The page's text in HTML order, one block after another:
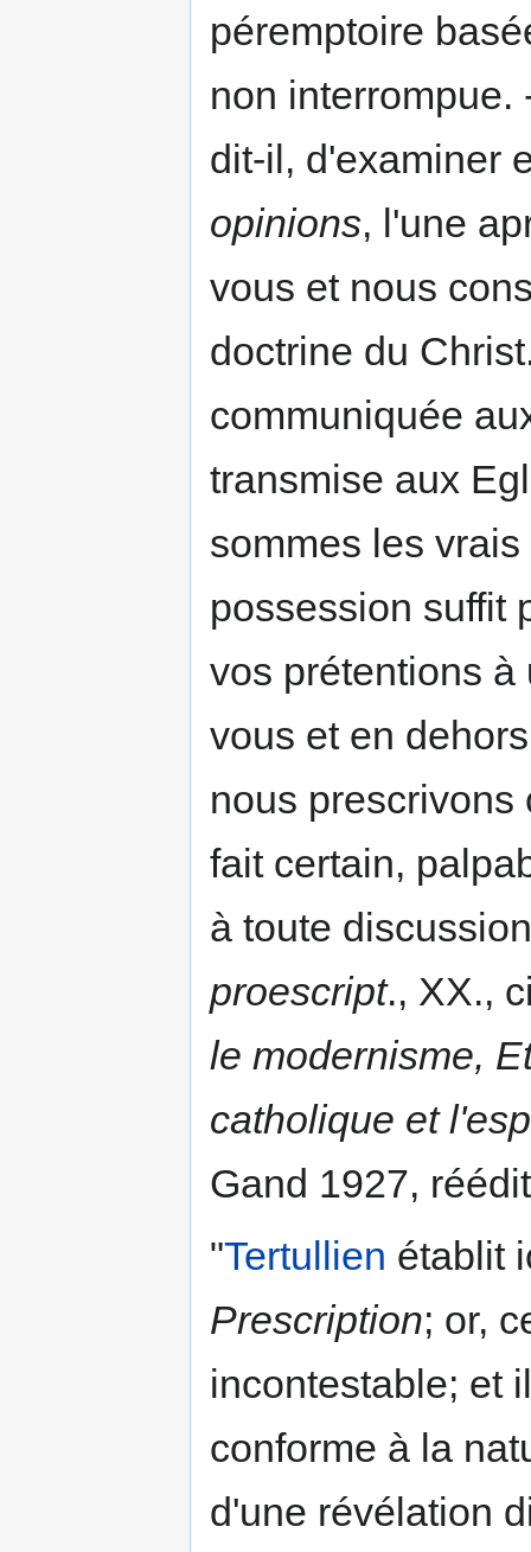
péremptoire
non interrompue.
dit-il, d'examiner
opinions, l'une
vous et nous
doctrine du
communiquée
transmise aux
sommes les
possession suffit
vos prétentions
vous et en
nous prescrivons
fait certain,
à toute
proescript., XX.,
le modernisme,
catholique et
Gand 1927,
"Tertullien établit
Prescription; or,
incontestable; et
conforme à la
d'une révélation